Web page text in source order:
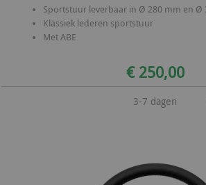
Sportstuur leverbaar in Ø 280 mm en Ø
Klassiek lederen sportstuur
Met ABE
€ 250,00
3-7 dagen